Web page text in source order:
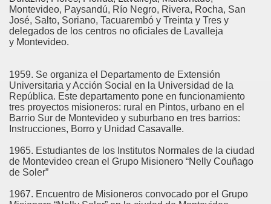
Montevideo, Paysandú, Río Negro, Rivera, Rocha, San
José, Salto, Soriano, Tacuarembó y Treinta y Tres y
delegados de los centros no oficiales de Lavalleja
y Montevideo.
1959. Se organiza el Departamento de Extensión
Universitaria y Acción Social en la Universidad de la
República. Este departamento pone en funcionamiento
tres proyectos misioneros: rural en Pintos, urbano en el
Barrio Sur de Montevideo y suburbano en tres barrios:
Instrucciones, Borro y Unidad Casavalle.
1965. Estudiantes de los Institutos Normales de la ciudad
de Montevideo crean el Grupo Misionero “Nelly Couñago
de Soler”
1967. Encuentro de Misioneros convocado por el Grupo